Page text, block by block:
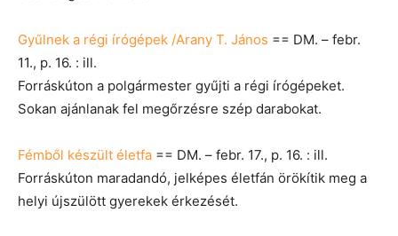
Gyűlnek a régi írógépek /Arany T. János == DM. – febr.
11., p. 16. : ill.
Forráskúton a polgármester gyűjti a régi írógépeket.
Sokan ajánlanak fel megőrzésre szép darabokat.
Fémből készült életfa == DM. – febr. 17., p. 16. : ill.
Forráskúton maradandó, jelképes életfán örökítik meg a
helyi újszülött gyerekek érkezését.